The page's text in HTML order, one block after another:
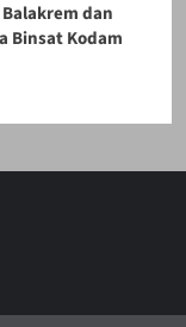
dan
Binsat Kodam